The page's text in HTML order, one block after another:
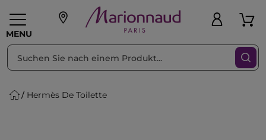
MENU
Geschenke PFLEGE
Hermès De Toilette
sortieren nach Filter